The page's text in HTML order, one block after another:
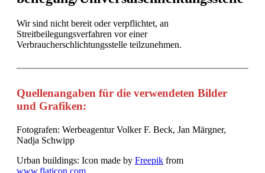
Wir sind nicht bereit oder verpflichtet, an
Streitbeilegungsverfahren vor einer
Verbraucherschlichtungsstelle teilzunehmen.
Quellenangaben für die verwendeten Bilder
und Grafiken:
Fotografen: Werbeagentur Volker F. Beck, Jan Märgner,
Nadja Schwipp
Urban buildings: Icon made by Freepik from
www.flaticon.com